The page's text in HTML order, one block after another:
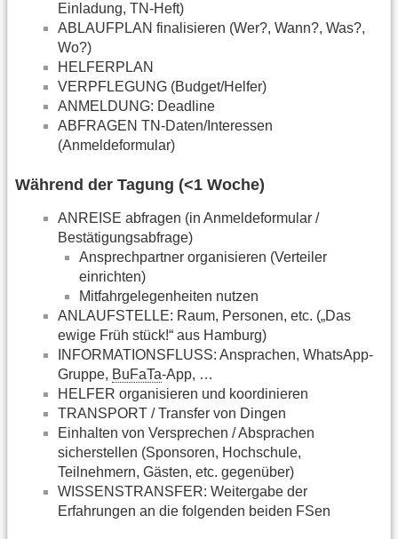
Einladung, TN-Heft)
ABLAUFPLAN finalisieren (Wer?, Wann?, Was?,
Wo?)
HELFERPLAN
VERPFLEGUNG (Budget/Helfer)
ANMELDUNG: Deadline
ABFRAGEN TN-Daten/Interessen
(Anmeldeformular)
Während der Tagung (<1 Woche)
ANREISE abfragen (in Anmeldeformular /
Bestätigungsabfrage)
Ansprechpartner organisieren (Verteiler
einrichten)
Mitfahrgelegenheiten nutzen
ANLAUFSTELLE: Raum, Personen, etc. („Das
ewige Früh stück!“ aus Hamburg)
INFORMATIONSFLUSS: Ansprachen, WhatsApp-
Gruppe, BuFaTa-App, …
HELFER organisieren und koordinieren
TRANSPORT / Transfer von Dingen
Einhalten von Versprechen / Absprachen
sicherstellen (Sponsoren, Hochschule,
Teilnehmern, Gästen, etc. gegenüber)
WISSENSTRANSFER: Weitergabe der
Erfahrungen an die folgenden beiden FSen